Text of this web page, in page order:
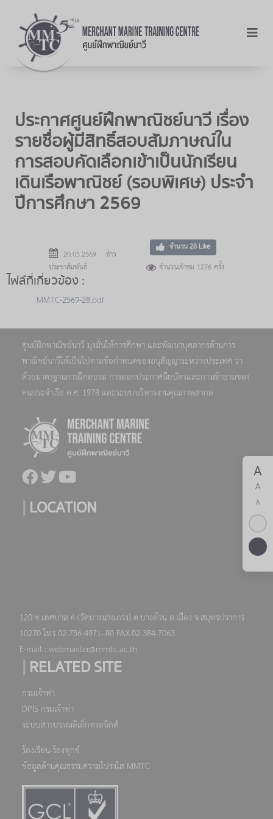
ประกาศศูนย์ฝึกพาณิชย์นาวี เรื่อง
รายชื่อผู้มีสิทธิ์สอบสัมภาษณ์ใน
การสอบคัดเลือกเข้าเป็นนักเรียน
เดินเรือพาณิชย์ (รอบพิเศษ) ประจำ
ปีการศึกษา 2569
20.05.2569 ข่าว
ประชาสัมพันธ์
จำนวน28Like
จำนวนเข้าชม 1276 ครั้ง
ไฟล์ที่เกี่ยวข้อง :
MMTC-2569-28.pdf
ศูนย์ฝึกพาณิชย์นาวี มุ่งมั่นให้การศึกษา และพัฒนาบุคลากรด้านการ
พาณิชย์นาวีให้เป็นไปตามข้อกำหนดของอนุสัญญาระหว่างประเทศ ว่า
ด้วยมาตรฐานการฝึกอบรม การออกประกาศนียบัตรและการเข้ายามของ
คนประจำเรือ ค.ศ. 1978 และระบบบริหารงานคุณภาพสากล
| LOCATION
120 ซ.เทศบาล 6 (วัดบางนางเกรง) ต.บางด้วน อ.เมือง จ.สมุทรปราการ
10270 โทร 02-756-4971–80 FAX.02-384-7063
E-mail : webmaster@mmtc.ac.th
| RELATED SITE
กรมเจ้าท่า
DPIS กรมเจ้าท่า
ระบบสารบรรณอิเล็กทรอนิกส์
ร้องเรียน-ร้องทุกข์
ข้อมูลด้านคุณธรรมความโปร่งใส MMTC
A
A
A